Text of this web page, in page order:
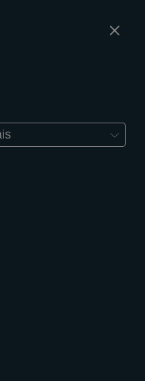
de la navigation intérieure
qu'un jargon spécifique est
à maîtriser certains
zoekopdracht.